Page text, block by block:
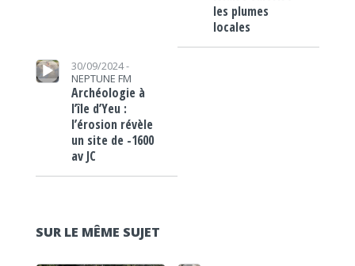
les plumes
locales
Lecteur audio
30/09/2024 -
NEPTUNE FM
Archéologie à
l’île d’Yeu :
l’érosion révèle
un site de -1600
av JC
SUR LE MÊME SUJET